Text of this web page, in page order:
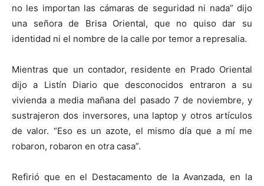
no les importan las cámaras de seguridad ni nada” dijo
una señora de Brisa Oriental, que no quiso dar su
identidad ni el nombre de la calle por temor a represalia.
Mientras que un contador, residente en Prado Oriental
dijo a Listín Diario que desconocidos entraron a su
vivienda a media mañana del pasado 7 de noviembre, y
sustrajeron dos inversores, una laptop y otros artículos
de valor. “Eso es un azote, el mismo día que a mí me
robaron, robaron en otra casa”.
Refirió que en el Destacamento de la Avanzada, en la